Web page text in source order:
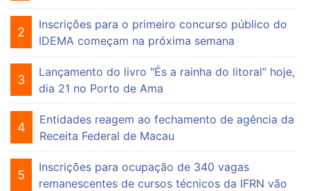
2
Inscrições para o primeiro concurso público do
IDEMA começam na próxima semana
3
Lançamento do livro "És a rainha do litoral" hoje,
dia 21 no Porto de Ama
4
Entidades reagem ao fechamento de agência da
Receita Federal de Macau
5
Inscrições para ocupação de 340 vagas
remanescentes de cursos técnicos da IFRN vão